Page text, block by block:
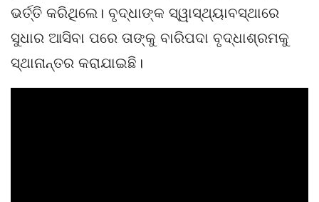
ଭର୍ତ୍ତି କରିଥିଲେ। ବୃଦ୍ଧାଙ୍କ ସ୍ୱାସ୍ଥ୍ୟାବସ୍ଥାରେ
ସୁଧାର ଆସିବା ପରେ ତାଙ୍କୁ ବାରିପଦା ବୃଦ୍ଧାଶ୍ରମକୁ
ସ୍ଥାନାନ୍ତର କରାଯାଇଛି।